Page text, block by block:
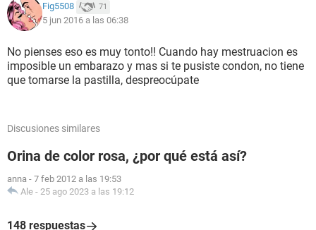
Fig5508 71
5 jun 2016 a las 06:38
No pienses eso es muy tonto!! Cuando hay mestruacion es
imposible un embarazo y mas si te pusiste condon, no tiene
que tomarse la pastilla, despreocúpate
Discusiones similares
Orina de color rosa, ¿por qué está así?
anna - 7 feb 2012 a las 19:53
Ale - 25 ago 2023 a las 19:12
148 respuestas